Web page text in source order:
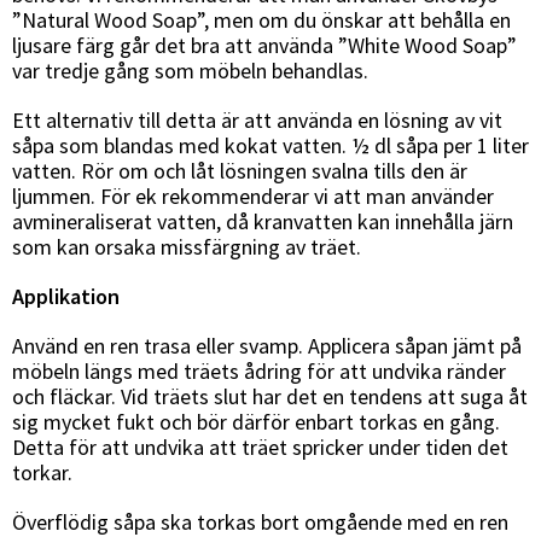
”Natural Wood Soap”, men om du önskar att behålla en
ljusare färg går det bra att använda ”White Wood Soap”
var tredje gång som möbeln behandlas.
Ett alternativ till detta är att använda en lösning av vit
såpa som blandas med kokat vatten. ½ dl såpa per 1 liter
vatten. Rör om och låt lösningen svalna tills den är
ljummen. För ek rekommenderar vi att man använder
avmineraliserat vatten, då kranvatten kan innehålla järn
som kan orsaka missfärgning av träet.
Applikation
Använd en ren trasa eller svamp. Applicera såpan jämt på
möbeln längs med träets ådring för att undvika ränder
och fläckar. Vid träets slut har det en tendens att suga åt
sig mycket fukt och bör därför enbart torkas en gång.
Detta för att undvika att träet spricker under tiden det
torkar.
Överflödig såpa ska torkas bort omgående med en ren